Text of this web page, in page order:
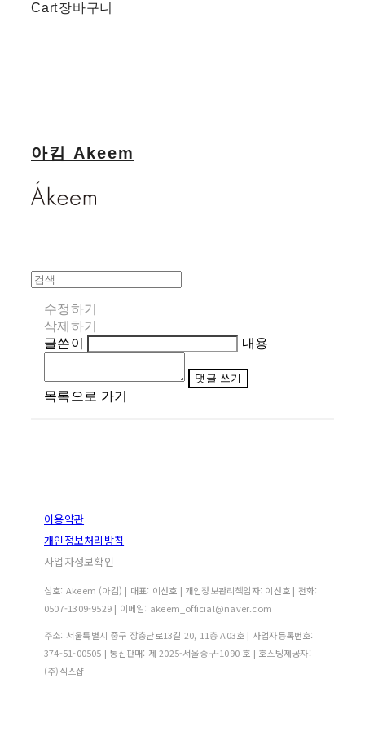
Cart장바구니
아킴 Akeem
수정하기
삭제하기
글쓴이
내용
댓글 쓰기
목록으로 가기
이용약관
개인정보처리방침
사업자정보확인
상호: Akeem (아킴) | 대표: 이선호 | 개인정보관리책임자: 이선호 | 전화:
0507-1309-9529 | 이메일: akeem_official@naver.com
주소: 서울특별시 중구 장충단로13길 20, 11층 A03호 | 사업자등록번호:
374-51-00505 | 통신판매: 제 2025-서울중구-1090 호 | 호스팅제공자:
(주)식스샵